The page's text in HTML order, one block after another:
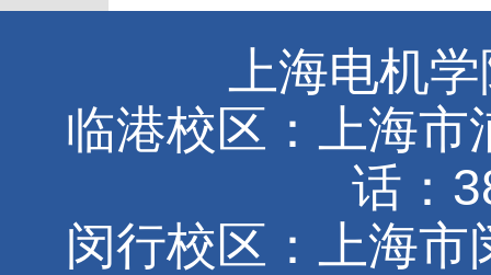
上海电机
临港校区：上海
话：
闵行校区：上海